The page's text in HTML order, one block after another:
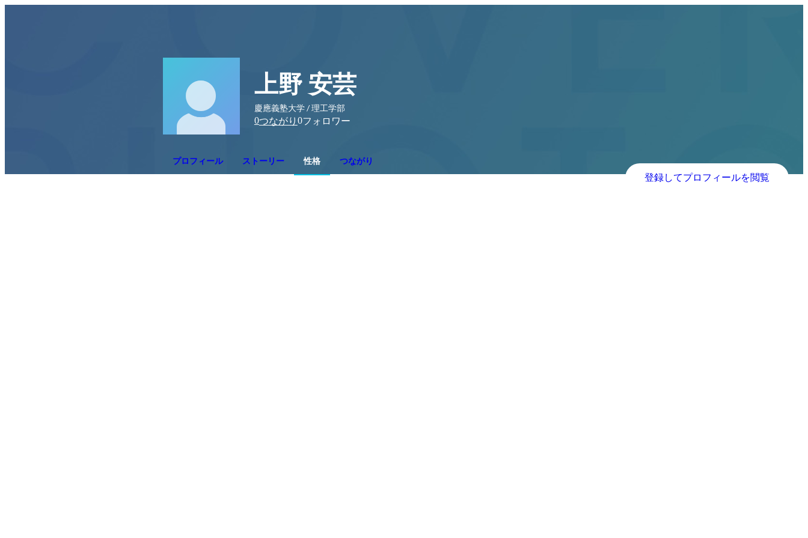
上野 安芸
慶應義塾大学 / 理工学部
0つながり 0フォロワー
プロフィール ストーリー 性格 つながり
登録してプロフィールを閲覧